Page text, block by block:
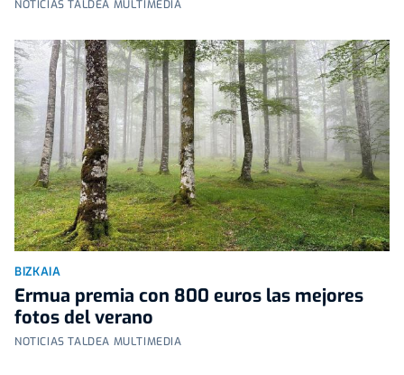
NOTICIAS TALDEA MULTIMEDIA
BIZKAIA
Ermua premia con 800 euros las mejores
fotos del verano
NOTICIAS TALDEA MULTIMEDIA